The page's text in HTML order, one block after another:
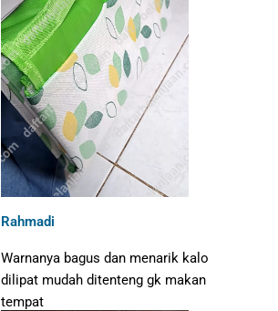
Rahmadi
Warnanya bagus dan menarik kalo
dilipat mudah ditenteng gk makan
tempat